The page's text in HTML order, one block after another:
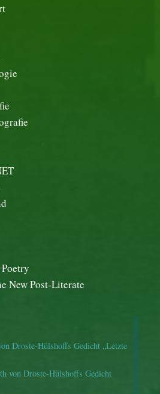
New Post-Literate
Droste-Hülshoffs Gedicht „Letzte
von Droste-Hülshoffs Gedicht